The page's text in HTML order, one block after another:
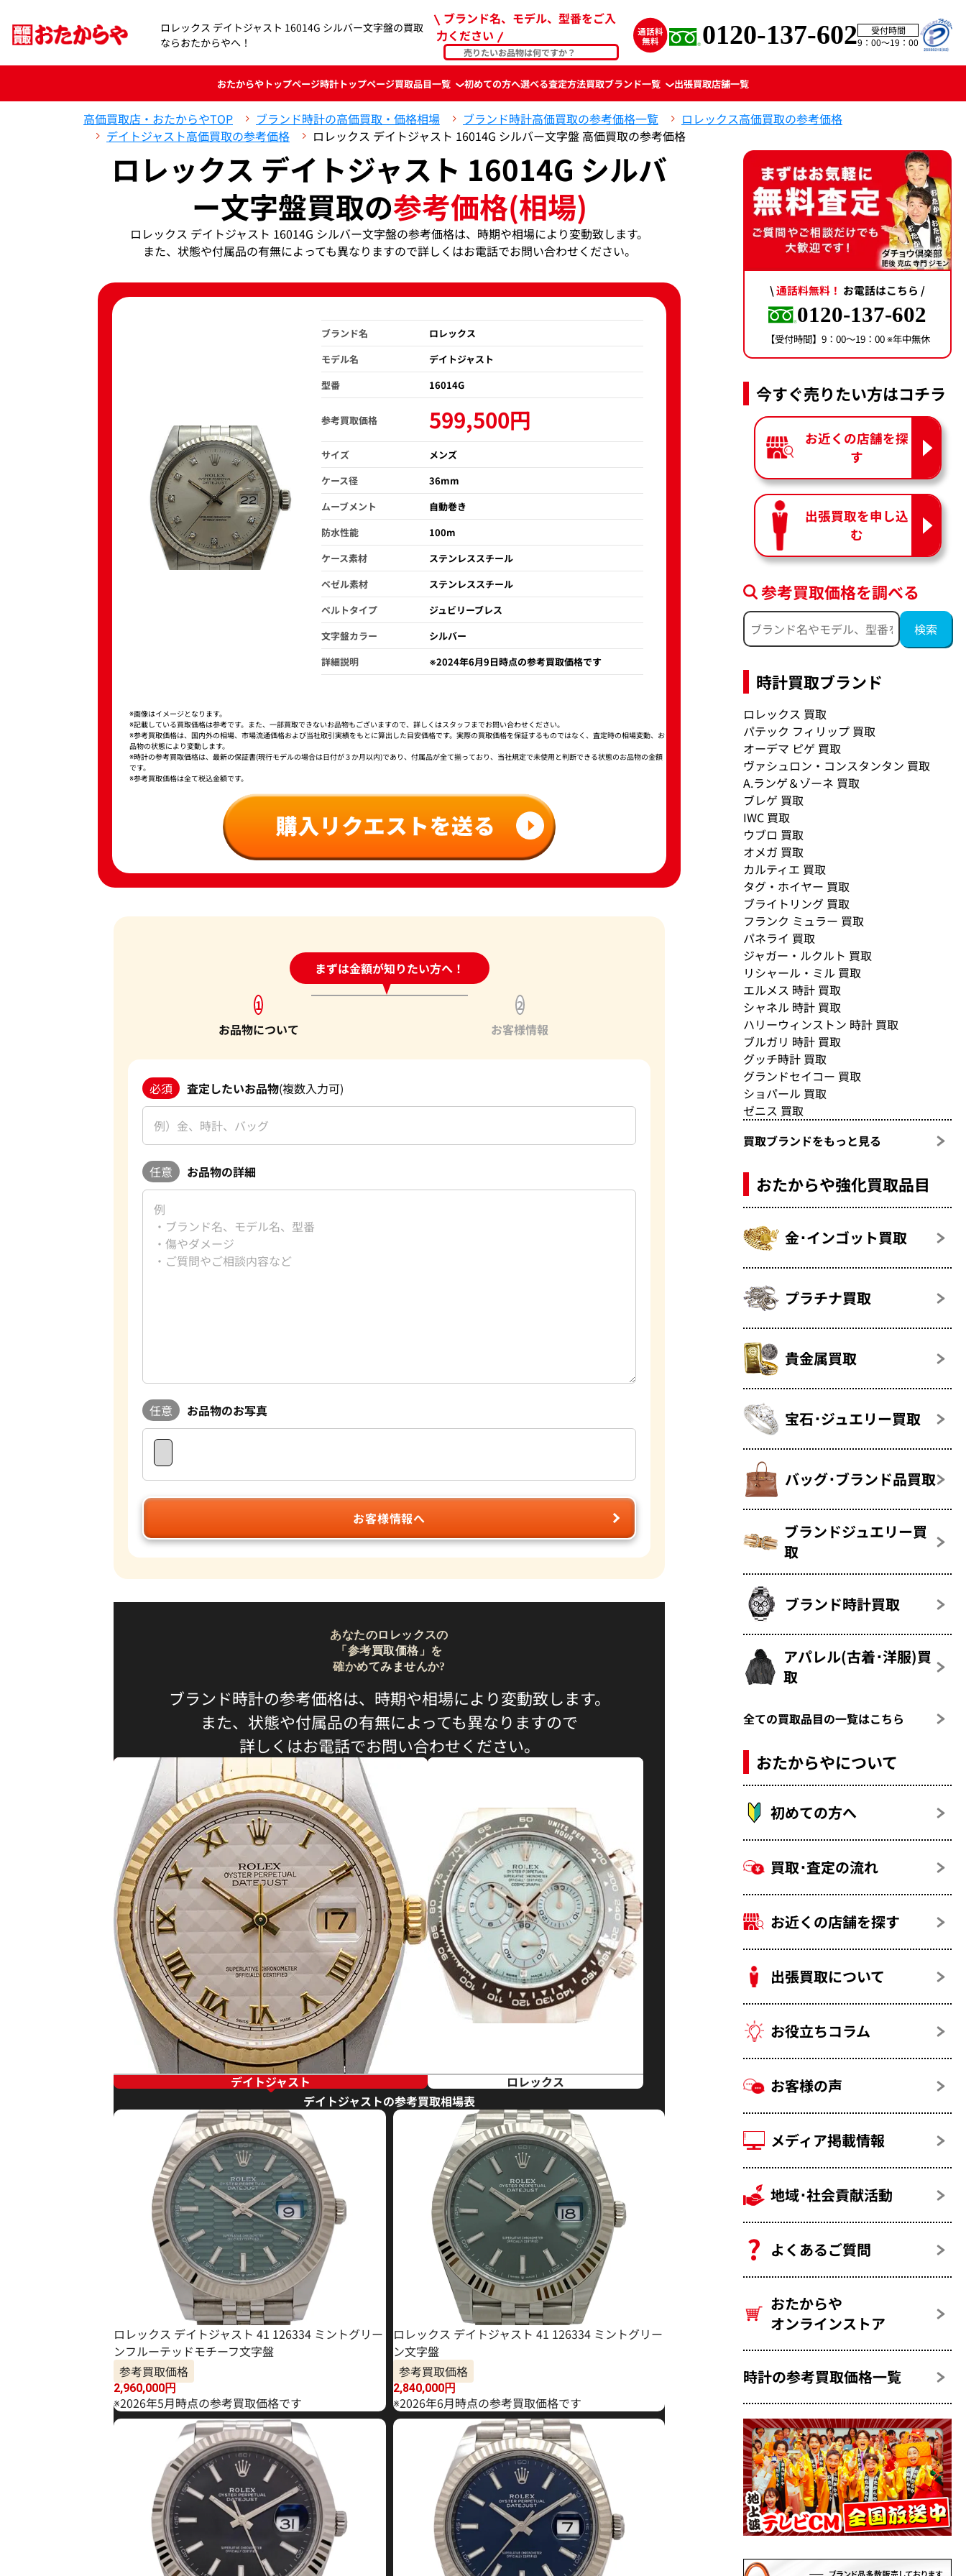
ロレックス デイトジャスト 16014G シルバー文字盤の買取
ならおたからやへ！
ブランド名、モデル、型番をご入
力ください
0120-137-602
受付時間
9：00〜19：00
おたからやトップページ時計トップページ買取品目一覧 初めての方へ選べる査定方法買取ブランド一覧 出張買取店舗一覧
高価買取店・おたからやTOP ブランド時計の高価買取・価格相場 ブランド時計高価買取の参考価格一覧
ロレックス高価買取の参考価格
デイトジャスト高価買取の参考価格
ロレックス デイトジャスト 16014G シルバー文字盤 高価買取の参考価格
ロレックス デイトジャスト 16014G シルバ
ー文字盤買取の参考価格(相場)
ロレックス デイトジャスト 16014G シルバー文字盤の参考価格は、時期や相場により変動致します。
また、状態や付属品の有無によっても異なりますので詳しくはお電話でお問い合わせください。
ブランド名
ロレックス
モデル名
デイトジャスト
型番
16014G
参考買取価格 599,500円
サイズ
メンズ
ケース径
36mm
ムーブメント
自動巻き
防水性能
100m
ケース素材
ステンレススチール
ベゼル素材
ステンレススチール
ベルトタイプ
ジュビリーブレス
文字盤カラー
シルバー
詳細説明
※2024年6月9日時点の参考買取価格です
※画像はイメージとなります。
※記載している買取価格は参考です。また、一部買取できないお品物もございますので、詳しくはスタッフまでお問い合わせください。
※参考買取価格は、国内外の相場、市場流通価格および当社取引実績をもとに算出した目安価格です。実際の買取価格を保証するものではなく、査定時の相場変動、お
品物の状態により変動します。
※時計の参考買取価格は、最新の保証書(現行モデルの場合は日付が３か月以内)であり、付属品が全て揃っており、当社規定で未使用と判断できる状態のお品物の金額
です。
※参考買取価格は全て税込金額です。
まずは金額が知りたい方へ！
24時間受付中!問い合わせフォーム
1
お品物について
2
お客様情報
必須 査定したいお品物(複数入力可)
任意 お品物の詳細
任意 お品物のお写真
お客様情報へ
あなたのロレックスの
「参考買取価格」を
確かめてみませんか?
ブランド時計の参考価格は、時期や相場により変動致します。
また、状態や付属品の有無によっても異なりますので
詳しくはお電話でお問い合わせください。
デイトジャスト
ロレックス
デイトジャストの参考買取相場表
ロレックス デイトジャスト 41 126334 ミントグリー
ンフルーテッドモチーフ文字盤
参考買取価格
2,960,000円
※2026年5月時点の参考買取価格です
ロレックス デイトジャスト 41 126334 ミントグリー
ン文字盤
参考買取価格
2,840,000円
※2026年6月時点の参考買取価格です
\通話料無料！ お電話はこちら /
0120-137-602
【受付時間】9：00〜19：00 ※年中無休
今すぐ売りたい方はコチラ
お近くの店舗を探
す
出張買取を申し込
む
参考買取価格を調べる
時計買取ブランド
ロレックス 買取
パテック フィリップ 買取
オーデマ ピゲ 買取
ヴァシュロン・コンスタンタン 買取
A.ランゲ＆ゾーネ 買取
ブレゲ 買取
IWC 買取
ウブロ 買取
オメガ 買取
カルティエ 買取
タグ・ホイヤー 買取
ブライトリング 買取
フランク ミュラー 買取
パネライ 買取
ジャガー・ルクルト 買取
リシャール・ミル 買取
エルメス 時計 買取
シャネル 時計 買取
ハリーウィンストン 時計 買取
ブルガリ 時計 買取
グッチ時計 買取
グランドセイコー 買取
ショパール 買取
ゼニス 買取
買取ブランドをもっと見る
おたからや強化買取品目
金･インゴット買取
プラチナ買取
貴金属買取
宝石･ジュエリー買取
バッグ･ブランド品買取
ブランドジュエリー買
取
ブランド時計買取
アパレル(古着･洋服)買
取
全ての買取品目の一覧はこちら
おたからやについて
初めての方へ
買取･査定の流れ
お近くの店舗を探す
出張買取について
お役立ちコラム
お客様の声
メディア掲載情報
地域･社会貢献活動
よくあるご質問
おたからや
オンラインストア
時計の参考買取価格一覧